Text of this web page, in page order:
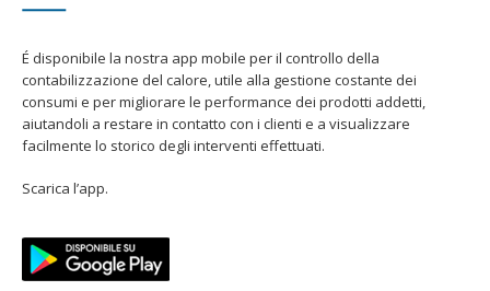
É disponibile la nostra app mobile per il controllo della
contabilizzazione del calore, utile alla gestione costante dei
consumi e per migliorare le performance dei prodotti addetti,
aiutandoli a restare in contatto con i clienti e a visualizzare
facilmente lo storico degli interventi effettuati.
Scarica l’app.